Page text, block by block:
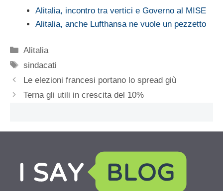
Alitalia, incontro tra vertici e Governo al MISE
Alitalia, anche Lufthansa ne vuole un pezzetto
Categorie
Alitalia
Tag
sindacati
Le elezioni francesi portano lo spread giù
Terna gli utili in crescita del 10%